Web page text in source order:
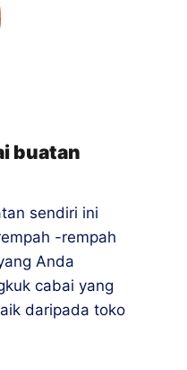
buatan
sendiri ini
-rempah
Anda
cabai yang
daripada toko